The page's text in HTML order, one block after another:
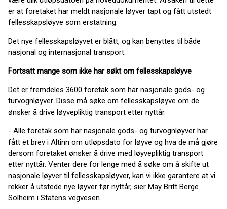
er at foretaket har meldt nasjonale løyver tapt og fått utstedt
fellesskapsløyve som erstatning.
Det nye fellesskapsløyvet er blått, og kan benyttes til både
nasjonal og internasjonal transport.
Fortsatt mange som ikke har søkt om fellesskapsløyve
Det er fremdeles 3600 foretak som har nasjonale gods- og
turvognløyver. Disse må søke om fellesskapsløyve om de
ønsker å drive løyvepliktig transport etter nyttår.
- Alle foretak som har nasjonale gods- og turvognløyver har
fått et brev i Altinn om utløpsdato for løyve og hva de må gjøre
dersom foretaket ønsker å drive med løyvepliktig transport
etter nyttår. Venter dere for lenge med å søke om å skifte ut
nasjonale løyver til fellesskapsløyver, kan vi ikke garantere at vi
rekker å utstede nye løyver før nyttår, sier May Britt Berge
Solheim i Statens vegvesen.